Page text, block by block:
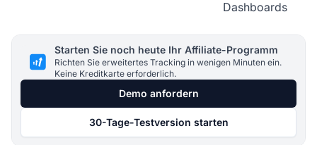
Dashboards
Starten Sie noch heute Ihr Affiliate-Programm
Richten Sie erweitertes Tracking in wenigen Minuten ein.
Keine Kreditkarte erforderlich.
Demo anfordern
30-Tage-Testversion starten